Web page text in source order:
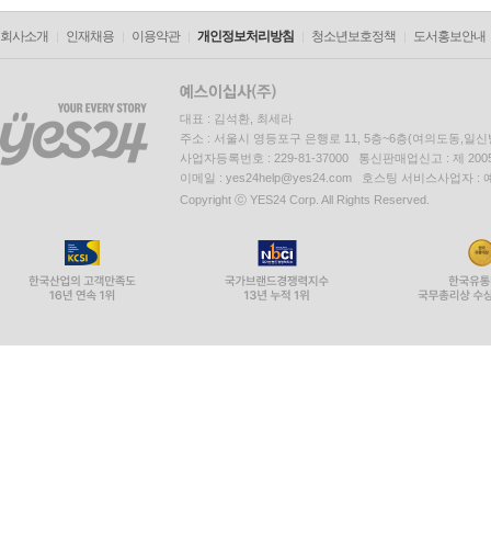
회사소개 인재채용 이용약관 개인정보처리방침 청소년보호정책 도서홍보안내
대표 : 김석환, 최세라
주소 : 서울시 영등포구 은행로 11, 5층~6층(여의도동,일신
사업자등록번호 : 229-81-37000 통신판매업신고 : 제
이메일 : yes24help@yes24.com 호스팅 서비스사업자 :
Copyright ⓒ YES24 Corp. All Rights Reserved.